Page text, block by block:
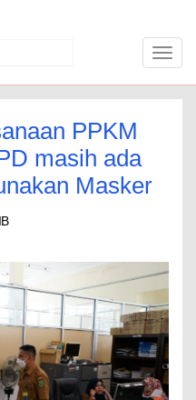
PPKM
masih ada
Masker